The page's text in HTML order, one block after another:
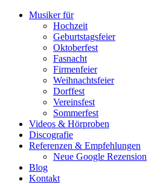
Musiker für
Hochzeit
Geburtstagsfeier
Oktoberfest
Fasnacht
Firmenfeier
Weihnachtsfeier
Dorffest
Vereinsfest
Sommerfest
Videos & Hörproben
Discografie
Referenzen & Empfehlungen
Neue Google Rezension
Blog
Kontakt